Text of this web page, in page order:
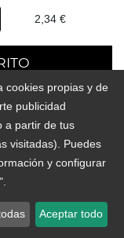
2,34 €
cookies propias y de
publicidad
a partir de tus
visitadas). Puedes
y configurar
Aceptar todo